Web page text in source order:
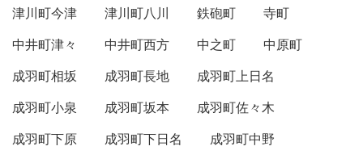
津川町今津
津川町八川 鉄砲町
寺町
中井町津々
中井町西方 中之町
中原町
成羽町相坂
成羽町長地
成羽町上日名
成羽町小泉
成羽町坂本
成羽町佐々木
成羽町下原
成羽町下日名
成羽町中野